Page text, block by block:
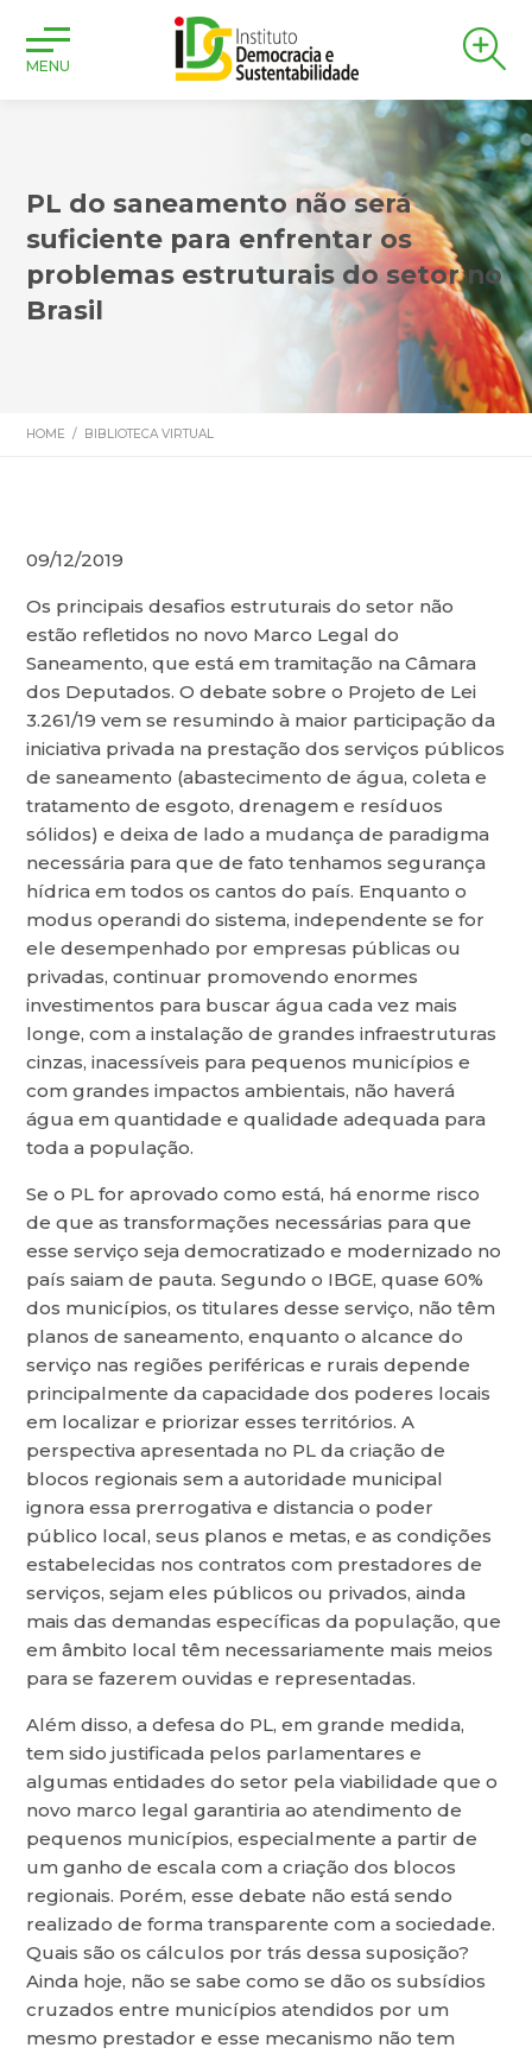
MENU
PL do saneamento não será
suficiente para enfrentar os
problemas estruturais do setor no
Brasil
HOME / BIBLIOTECA VIRTUAL
09/12/2019
Os principais desafios estruturais do setor não
estão refletidos no novo Marco Legal do
Saneamento, que está em tramitação na Câmara
dos Deputados. O debate sobre o Projeto de Lei
3.261/19 vem se resumindo à maior participação da
iniciativa privada na prestação dos serviços públicos
de saneamento (abastecimento de água, coleta e
tratamento de esgoto, drenagem e resíduos
sólidos) e deixa de lado a mudança de paradigma
necessária para que de fato tenhamos segurança
hídrica em todos os cantos do país. Enquanto o
modus operandi do sistema, independente se for
ele desempenhado por empresas públicas ou
privadas, continuar promovendo enormes
investimentos para buscar água cada vez mais
longe, com a instalação de grandes infraestruturas
cinzas, inacessíveis para pequenos municípios e
com grandes impactos ambientais, não haverá
água em quantidade e qualidade adequada para
toda a população.
Se o PL for aprovado como está, há enorme risco
de que as transformações necessárias para que
esse serviço seja democratizado e modernizado no
país saiam de pauta. Segundo o IBGE, quase 60%
dos municípios, os titulares desse serviço, não têm
planos de saneamento, enquanto o alcance do
serviço nas regiões periféricas e rurais depende
principalmente da capacidade dos poderes locais
em localizar e priorizar esses territórios. A
perspectiva apresentada no PL da criação de
blocos regionais sem a autoridade municipal
ignora essa prerrogativa e distancia o poder
público local, seus planos e metas, e as condições
estabelecidas nos contratos com prestadores de
serviços, sejam eles públicos ou privados, ainda
mais das demandas específicas da população, que
em âmbito local têm necessariamente mais meios
para se fazerem ouvidas e representadas.
Além disso, a defesa do PL, em grande medida,
tem sido justificada pelos parlamentares e
algumas entidades do setor pela viabilidade que o
novo marco legal garantiria ao atendimento de
pequenos municípios, especialmente a partir de
um ganho de escala com a criação dos blocos
regionais. Porém, esse debate não está sendo
realizado de forma transparente com a sociedade.
Quais são os cálculos por trás dessa suposição?
Ainda hoje, não se sabe como se dão os subsídios
cruzados entre municípios atendidos por um
mesmo prestador e esse mecanismo não tem